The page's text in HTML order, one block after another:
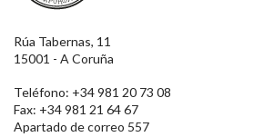
Rúa Tabernas, 11
15001 - A Coruña
Teléfono: +34 981 20 73 08
Fax: +34 981 21 64 67
Apartado de correo 557